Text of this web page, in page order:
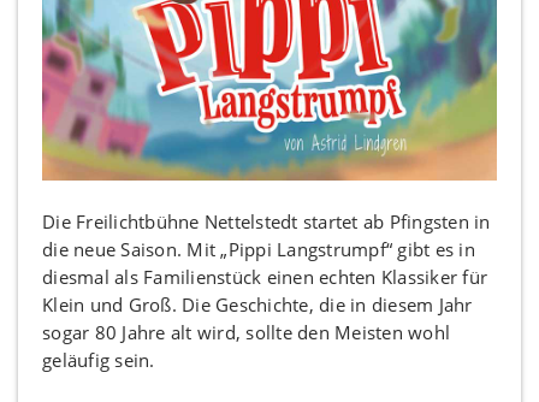
Die Freilichtbühne Nettelstedt startet ab Pfingsten in
die neue Saison. Mit „Pippi Langstrumpf“ gibt es in
diesmal als Familienstück einen echten Klassiker für
Klein und Groß. Die Geschichte, die in diesem Jahr
sogar 80 Jahre alt wird, sollte den Meisten wohl
geläufig sein.